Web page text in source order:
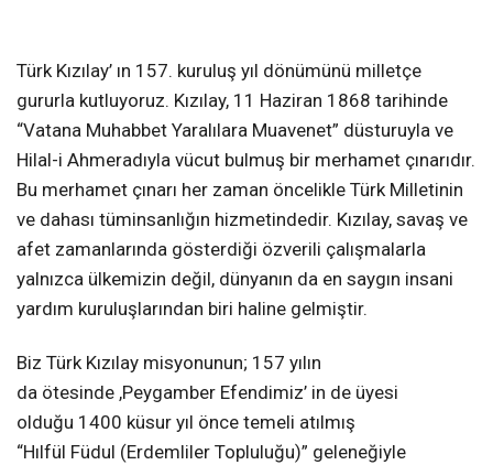
Türk Kızılay’ ın 157. kuruluş yıl dönümünü milletçe
gururla kutluyoruz. Kızılay, 11 Haziran 1868 tarihinde
“Vatana Muhabbet Yaralılara Muavenet” düsturuyla ve
Hilal-i Ahmeradıyla vücut bulmuş bir merhamet çınarıdır.
Bu merhamet çınarı her zaman öncelikle Türk Milletinin
ve dahası tüminsanlığın hizmetindedir. Kızılay, savaş ve
afet zamanlarında gösterdiği özverili çalışmalarla
yalnızca ülkemizin değil, dünyanın da en saygın insani
yardım kuruluşlarından biri haline gelmiştir.
Biz Türk Kızılay misyonunun; 157 yılın
da ötesinde ,Peygamber Efendimiz’ in de üyesi
olduğu 1400 küsur yıl önce temeli atılmış
“Hılfül Füdul (Erdemliler Topluluğu)” geleneğiyle